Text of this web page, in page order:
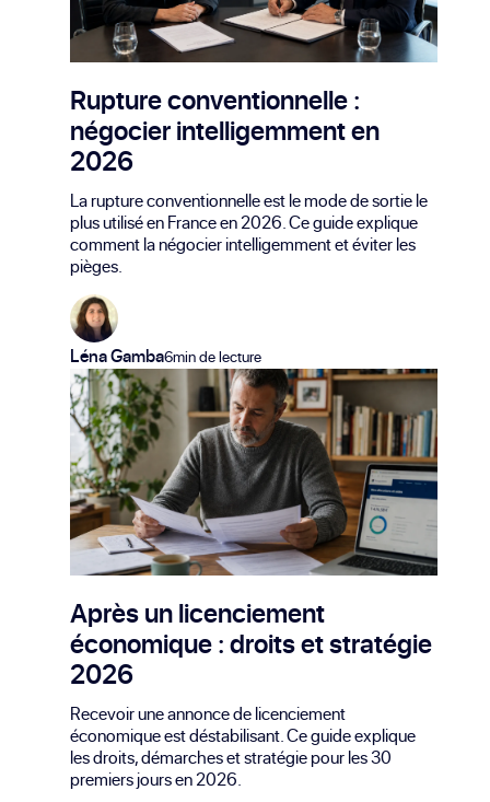
Rupture conventionnelle :
négocier intelligemment en
2026
La rupture conventionnelle est le mode de sortie le
plus utilisé en France en 2026. Ce guide explique
comment la négocier intelligemment et éviter les
pièges.
Léna Gamba6min de lecture
Après un licenciement
économique : droits et stratégie
2026
Recevoir une annonce de licenciement
économique est déstabilisant. Ce guide explique
les droits, démarches et stratégie pour les 30
premiers jours en 2026.